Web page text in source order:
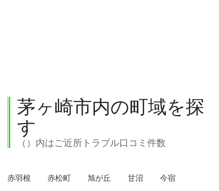
茅ヶ崎市内の町域を探
す
（）内はご近所トラブル口コミ件数
赤羽根 赤松町 旭が丘 甘沼
今宿